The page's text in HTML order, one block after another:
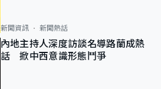
新聞資訊 新聞熱話
內地主持人深度訪談名導路蘭成熱
話 掀中西意識形態鬥爭